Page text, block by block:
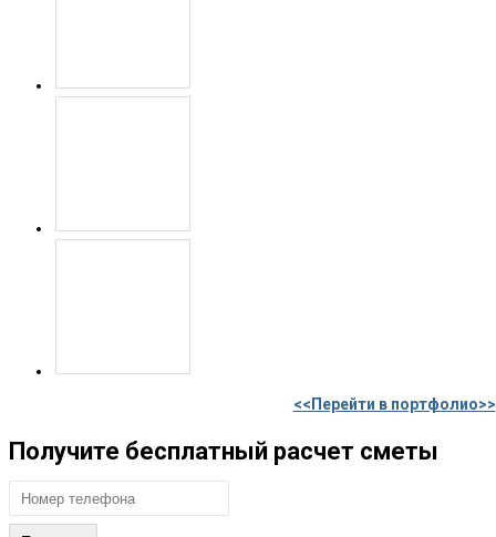
<<Перейти в портфолио>>
Получите бесплатный расчет сметы